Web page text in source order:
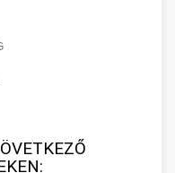
hoznak.
tervrajz
praxistól a
növekedéssel.
Fokozása
a páciensek
drámai
fellendülési
és Meta